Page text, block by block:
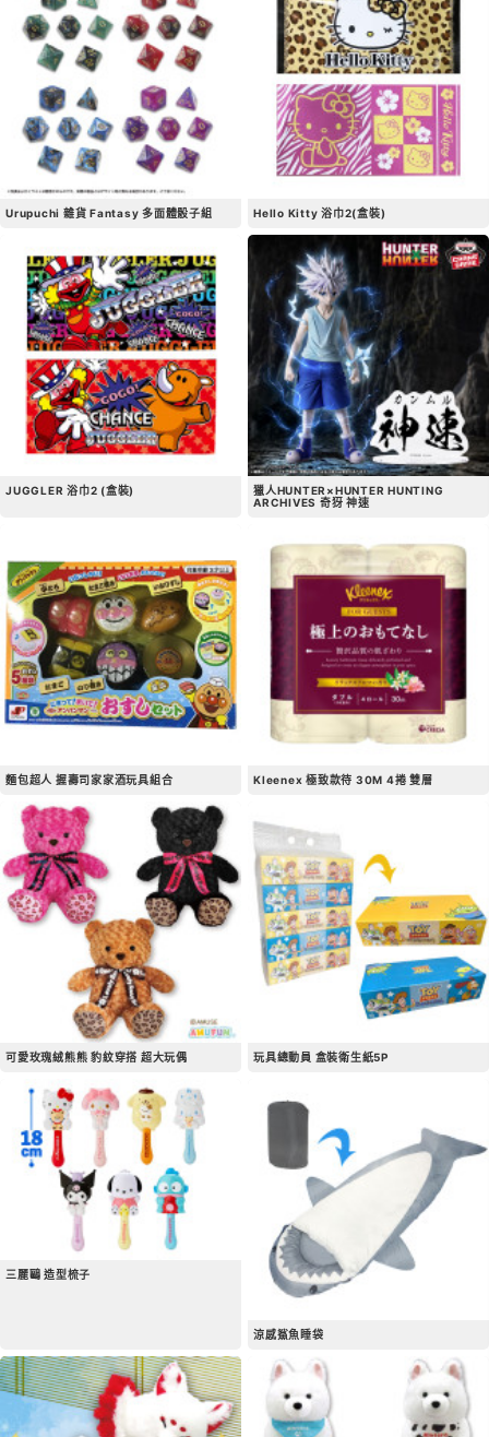
Urupuchi 雜貨 Fantasy 多面體骰子組 Hello Kitty 浴巾2(盒裝)
JUGGLER 浴巾2 (盒裝)
獵人HUNTER×HUNTER HUNTING
ARCHIVES 奇犽 神速
麵包超人 握壽司家家酒玩具組合 Kleenex 極致款待 30M 4捲 雙層
可愛玫瑰絨熊熊 豹紋穿搭 超大玩偶 玩具總動員 盒裝衛生紙5P
三麗鷗 造型梳子
涼感鯊魚睡袋